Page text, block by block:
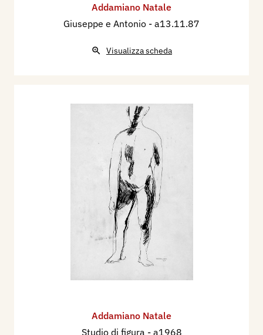
Addamiano Natale
Giuseppe e Antonio - a13.11.87
Visualizza scheda
Addamiano Natale
Studio di figura - a1968